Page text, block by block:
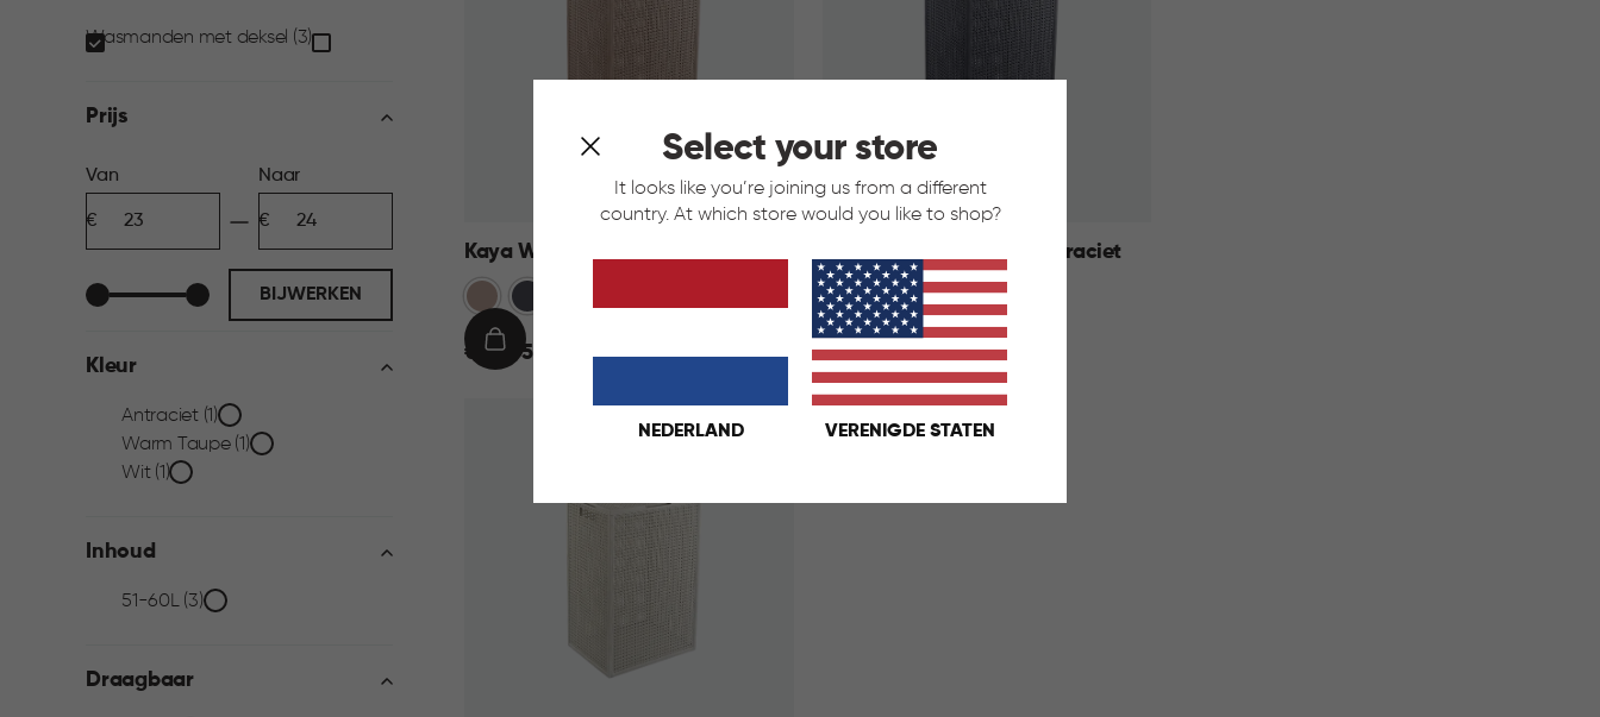
Select your store
It looks like you’re joining us from a different
country. At which store would you like to shop?
NEDERLAND VERENIGDE STATEN
Categorie
filter
Wasmanden met deksel (3)
Prijs
Prijs
filter
Van
Naar
BIJWERKEN
Kleur
Kleur
filter
Antraciet (1)
Warm Taupe (1)
Wit (1)
Inhoud
Inhoud
filter
51-60L (3)
Draagbaar
Kaya Wasmand 60L - Warm Taupe
Warm
Taupe
Antraciet
€€ 23,95
IN
Kaya Wasmand 60L - Antraciet
Warm
Taupe
Antraciet
Wit
€
23,95
€ 23,95
IN
WINKELMAND